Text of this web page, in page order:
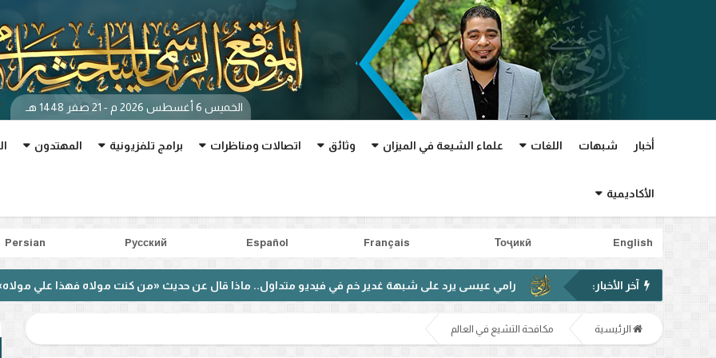
الخميس 6 أغسطس 2026 م - 21 صفر 1448 هـ
أخبار شبهات اللغات علماء الشيعة في الميزان وثائق اتصالات ومناظرات برامج تلفزيونية المهتدون
الأكاديمية
English
Тоҷикӣ
Français
Español
Pусский
Persian
آخر الأخبار: رامي عيسى يرد على شبهة غدير خم في فيديو متداول.. ماذا قال عن حديث «من كنت مولاه فهذا علي مولاه»؟
الرئيسية مكافحة التشيع في العالم